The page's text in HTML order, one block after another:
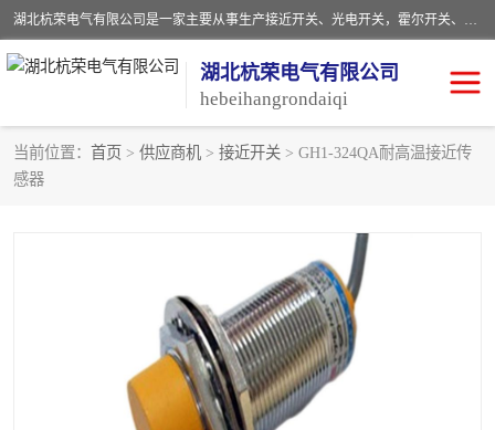
湖北杭荣电气有限公司是一家主要从事生产接近开关、光电开关，霍尔开关、两级跑偏开关、双向拉绳开关、速度监测器、皮带打滑开关、阻旋式料位开关、皮带纵向撕裂开关、溜槽堵塞开关、声光报警器、矿用磁性井筒开关等，主营行业：电气设备、仪器仪表制造, 高低压电器，成套电气设备，矿用防爆机电设备，皮带机综合保护系统，防爆电器，传感器，工矿配件，电器配件，自动化工业机器人的研发，制造，加工销售。
湖北杭荣电气有限公司
hebeihangrondaiqi
当前位置： 首页 > 供应商机 > 接近开关 > GH1-324QA耐高温接近传
感器
阻旋料位开关
声光报警器
滑线指示灯
光电开关